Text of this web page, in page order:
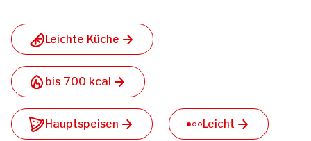
Leichte Küche
bis 700 kcal
Hauptspeisen Leicht